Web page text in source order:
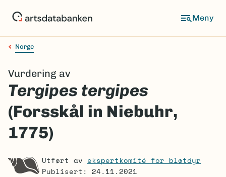
Meny
Navigasjonssti
Norge
Vurdering av
Tergipes tergipes
(Forsskål in Niebuhr,
1775)
Utført av ekspertkomité for bløtdyr
Publisert: 24.11.2021